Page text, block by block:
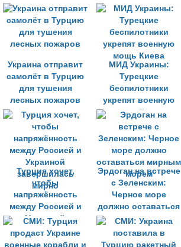
идеология»
Украина отправит
самолёт в Турцию
для тушения
лесных пожаров
МИД Украины:
Турецкие
беспилотники
укрепят военную
мощь Киева
Турция хочет,
чтобы
напряжённость
между Россией и
Украиной
завершилась
мирно
Эрдоган на встрече
с Зеленским:
Черное море
должно оставаться
мирным морем